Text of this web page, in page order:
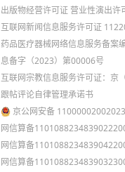
出版物经营许可证 营业性演出许
互联网新闻信息服务许可证
药品医疗器械网络信息服务备案
息备字（2023）第00006号
互联网宗教信息服务许可证：京
跟帖评论自律管理承诺书
京公网安备
网信算备
网信算备
网信算备